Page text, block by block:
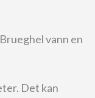
vann en
Det kan